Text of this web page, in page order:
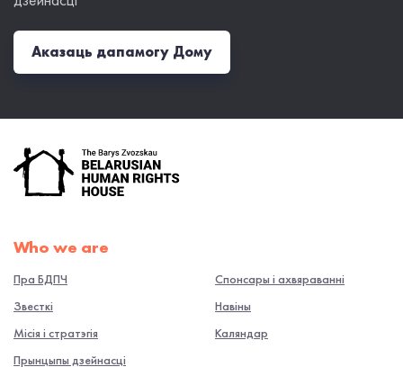
Аказаць дапамогу Дому
Who we are
Пра БДПЧ
Звесткі
Місія і стратэгія
Прынцыпы дзейнасці
Спонсары і ахвяраванні
Навiны
Каляндар